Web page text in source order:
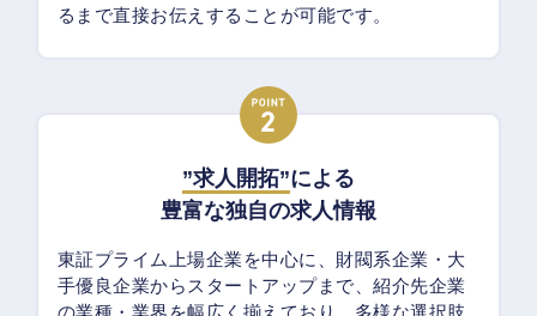
るまで直接お伝えすることが可能です。
”求人開拓”による
豊富な独自の求人情報
東証プライム上場企業を中心に、財閥系企業・大
手優良企業からスタートアップまで、紹介先企業
の業種・業界を幅広く揃えており、多様な選択肢